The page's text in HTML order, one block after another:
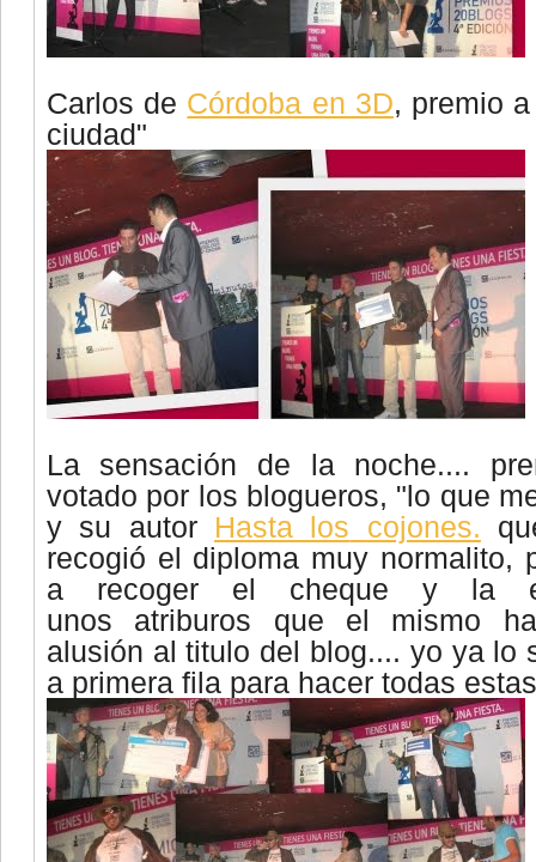
Carlos de Córdoba en 3D, premio
ciudad"
La sensación de la noche....
votado por los blogueros, "lo que
y su autor Hasta los cojones.
recogió el diploma muy normalito,
a recoger el cheque y la
unos
atriburos
que el mismo
alusión al titulo del blog.... yo ya lo
a primera fila para hacer todas